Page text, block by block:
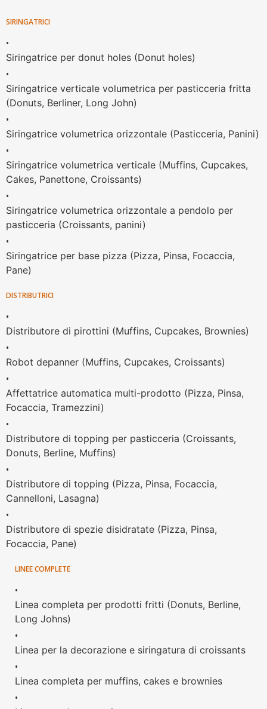
SIRINGATRICI
•
Siringatrice per donut holes (Donut holes)
•
Siringatrice verticale volumetrica per pasticceria fritta
(Donuts, Berliner, Long John)
•
Siringatrice volumetrica orizzontale (Pasticceria, Panini)
•
Siringatrice volumetrica verticale (Muffins, Cupcakes,
Cakes, Panettone, Croissants)
•
Siringatrice volumetrica orizzontale a pendolo per
pasticceria (Croissants, panini)
•
Siringatrice per base pizza (Pizza, Pinsa, Focaccia,
Pane)
DISTRIBUTRICI
•
Distributore di pirottini (Muffins, Cupcakes, Brownies)
•
Robot depanner (Muffins, Cupcakes, Croissants)
•
Affettatrice automatica multi-prodotto (Pizza, Pinsa,
Focaccia, Tramezzini)
•
Distributore di topping per pasticceria (Croissants,
Donuts, Berline, Muffins)
•
Distributore di topping (Pizza, Pinsa, Focaccia,
Cannelloni, Lasagna)
•
Distributore di spezie disidratate (Pizza, Pinsa,
Focaccia, Pane)
LINEE COMPLETE
•
Linea completa per prodotti fritti (Donuts, Berline,
Long Johns)
•
Linea per la decorazione e siringatura di croissants
•
Linea completa per muffins, cakes e brownies
•